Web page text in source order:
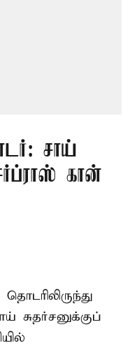
சாய்
கான்
சுதர்சனுக்குப்